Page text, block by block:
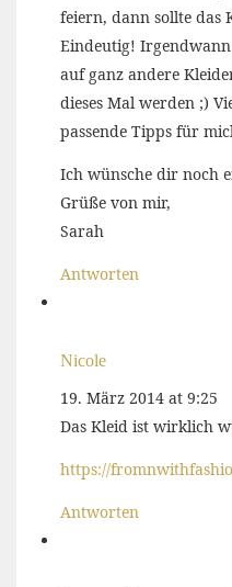
feiern, dann sollte das
Eindeutig! Irgendwann
auf ganz andere
dieses Mal werden ;)
passende Tipps für
Ich wünsche dir noch
Grüße von mir,
Sarah
Antworten
Nicole
19. März 2014 at 9:25
Das Kleid ist wirklich
https://
Antworten